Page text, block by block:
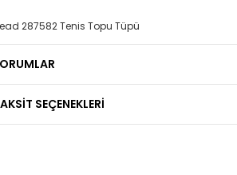
287582 Tenis Topu Tüpü
SEÇENEKLERİ